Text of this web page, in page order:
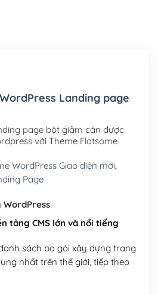
.vn (1 năm)
(1 năm) (+450,000₫)
(1 năm)(+550,000₫)
(1 năm)(+650,000₫)
năm) (+950,000₫)
Landing page
page bột giảm cân được
với Theme Flatsome
WordPress Giao diện mới,
Page
WordPress
tảng CMS lớn và nổi tiếng
sách ba gói xây dựng trang
nhất trên thế giới, tiếp theo